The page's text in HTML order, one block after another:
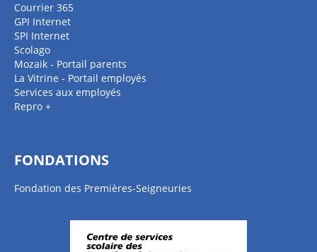
Courrier 365
GPI Internet
SPI Internet
Scolago
Mozaik - Portail parents
La Vitrine - Portail employés
Services aux employés
Repro +
FONDATIONS
Fondation des Premières-Seigneuries